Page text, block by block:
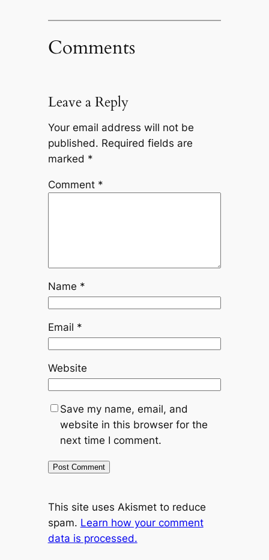
Comments
Leave a Reply
Your email address will not be
published. Required fields are
marked *
Comment *
Name *
Email *
Website
Save my name, email, and
website in this browser for the
next time I comment.
This site uses Akismet to reduce
spam. Learn how your comment
data is processed.